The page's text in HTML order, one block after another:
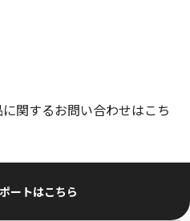
関するお問い合わせはこち
ートはこちら